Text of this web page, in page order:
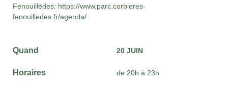
Fenouillèdes: https://www.parc.corbieres-
fenouilledes.fr/agenda/
Quand 20 JUIN
Horaires de 20h à 23h